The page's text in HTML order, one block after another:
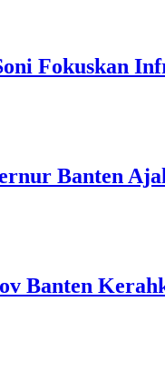
Fokuskan
Banten
Banten